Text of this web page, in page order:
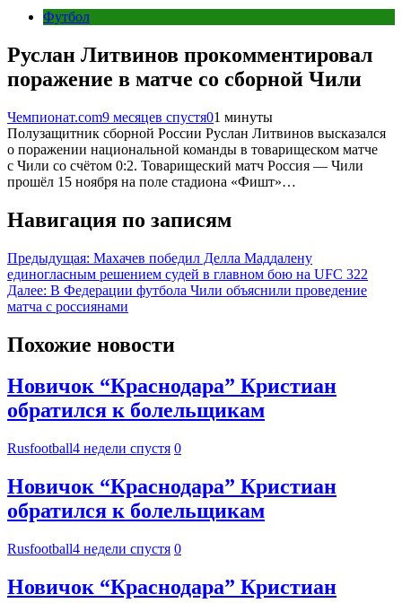
Футбол
Руслан Литвинов прокомментировал
поражение в матче со сборной Чили
Чемпионат.com9 месяцев спустя01 минуты
Полузащитник сборной России Руслан Литвинов высказался
о поражении национальной команды в товарищеском матче
с Чили со счётом 0:2. Товарищеский матч Россия — Чили
прошёл 15 ноября на поле стадиона «Фишт»…
Навигация по записям
Предыдущая: Махачев победил Делла Маддалену
единогласным решением судей в главном бою на UFC 322
Далее: В Федерации футбола Чили объяснили проведение
матча с россиянами
Похожие новости
Новичок “Краснодара” Кристиан
обратился к болельщикам
Rusfootball4 недели спустя 0
Новичок “Краснодара” Кристиан
обратился к болельщикам
Rusfootball4 недели спустя 0
Новичок “Краснодара” Кристиан